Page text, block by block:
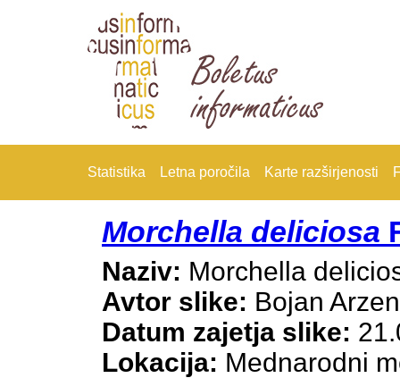
Statistika Letna poročila Karte razširjenosti
Morchella deliciosa
Naziv: Morchella
Avtor slike: Bojan
Datum zajetja slike:
Lokacija: Mednarodni